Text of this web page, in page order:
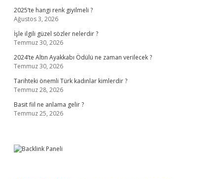
2025’te hangi renk giyilmeli ?
Ağustos 3, 2026
İşle ilgili güzel sözler nelerdir ?
Temmuz 30, 2026
2024’te Altın Ayakkabı Ödülü ne zaman verilecek ?
Temmuz 30, 2026
Tarihteki önemli Türk kadınlar kimlerdir ?
Temmuz 28, 2026
Basit fiil ne anlama gelir ?
Temmuz 25, 2026